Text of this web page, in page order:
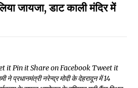
जायजा, डाट काली मंदिर में
it Pin it Share on Facebook Tweet it
ने प्रधानमंत्री नरेन्द्र मोदी के देहरादून में 14